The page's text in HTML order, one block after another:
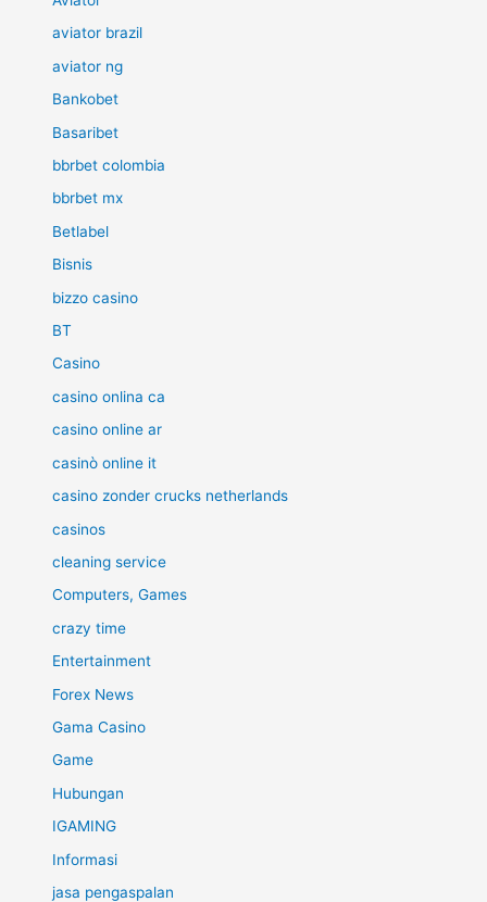
aviator brazil
aviator ng
Bankobet
Basaribet
bbrbet colombia
bbrbet mx
Betlabel
Bisnis
bizzo casino
BT
Casino
casino onlina ca
casino online ar
casinò online it
casino zonder crucks netherlands
casinos
cleaning service
Computers, Games
crazy time
Entertainment
Forex News
Gama Casino
Game
Hubungan
IGAMING
Informasi
jasa pengaspalan